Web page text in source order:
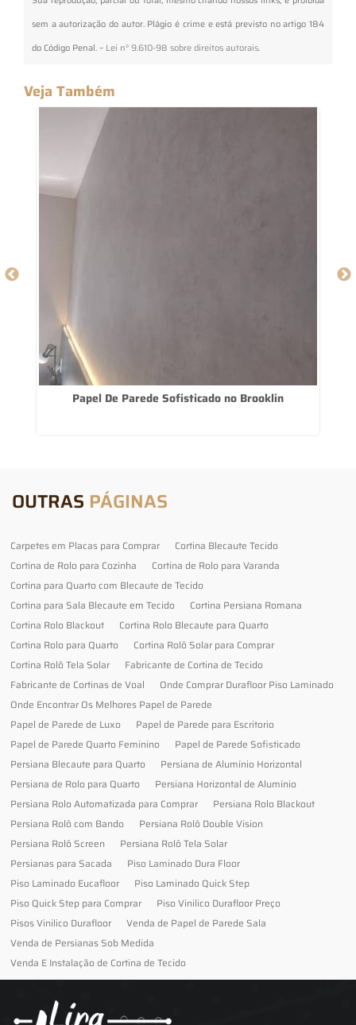
sem a autorização do autor. Plágio é crime e está previsto no artigo 184
do Código Penal. – Lei n° 9.610-98 sobre direitos autorais.
Veja Também
Papel De Parede Sofisticado no Brooklin
OUTRAS PÁGINAS
Carpetes em Placas para Comprar
Cortina Blecaute Tecido
Cortina de Rolo para Cozinha
Cortina de Rolo para Varanda
Cortina para Quarto com Blecaute de Tecido
Cortina para Sala Blecaute em Tecido
Cortina Persiana Romana
Cortina Rolo Blackout
Cortina Rolo Blecaute para Quarto
Cortina Rolo para Quarto
Cortina Rolô Solar para Comprar
Cortina Rolô Tela Solar
Fabricante de Cortina de Tecido
Fabricante de Cortinas de Voal
Onde Comprar Durafloor Piso Laminado
Onde Encontrar Os Melhores Papel de Parede
Papel de Parede de Luxo
Papel de Parede para Escritorio
Papel de Parede Quarto Feminino
Papel de Parede Sofisticado
Persiana Blecaute para Quarto
Persiana de Alumínio Horizontal
Persiana de Rolo para Quarto
Persiana Horizontal de Alumínio
Persiana Rolo Automatizada para Comprar
Persiana Rolo Blackout
Persiana Rolô com Bando
Persiana Rolô Double Vision
Persiana Rolô Screen
Persiana Rolô Tela Solar
Persianas para Sacada
Piso Laminado Dura Floor
Piso Laminado Eucafloor
Piso Laminado Quick Step
Piso Quick Step para Comprar
Piso Vinilico Durafloor Preço
Pisos Vinilico Durafloor
Venda de Papel de Parede Sala
Venda de Persianas Sob Medida
Venda E Instalação de Cortina de Tecido